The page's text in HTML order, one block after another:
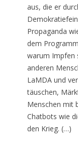
aus, die er
Propaganda
dem
warum Impfen
anderen
LaMDA und
täuschen,
Menschen mit
Chatbots wie
den Krieg. (…)